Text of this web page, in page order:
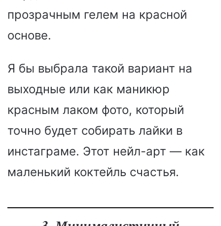
прозрачным гелем на красной
основе.
Я бы выбрала такой вариант на
выходные или как маникюр
красным лаком фото, который
точно будет собирать лайки в
инстаграме. Этот нейл-арт — как
маленький коктейль счастья.